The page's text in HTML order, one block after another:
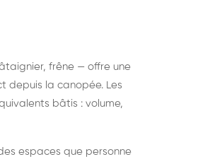
frêne — offre une
depuis la canopée. Les
bâtis : volume,
espaces que personne